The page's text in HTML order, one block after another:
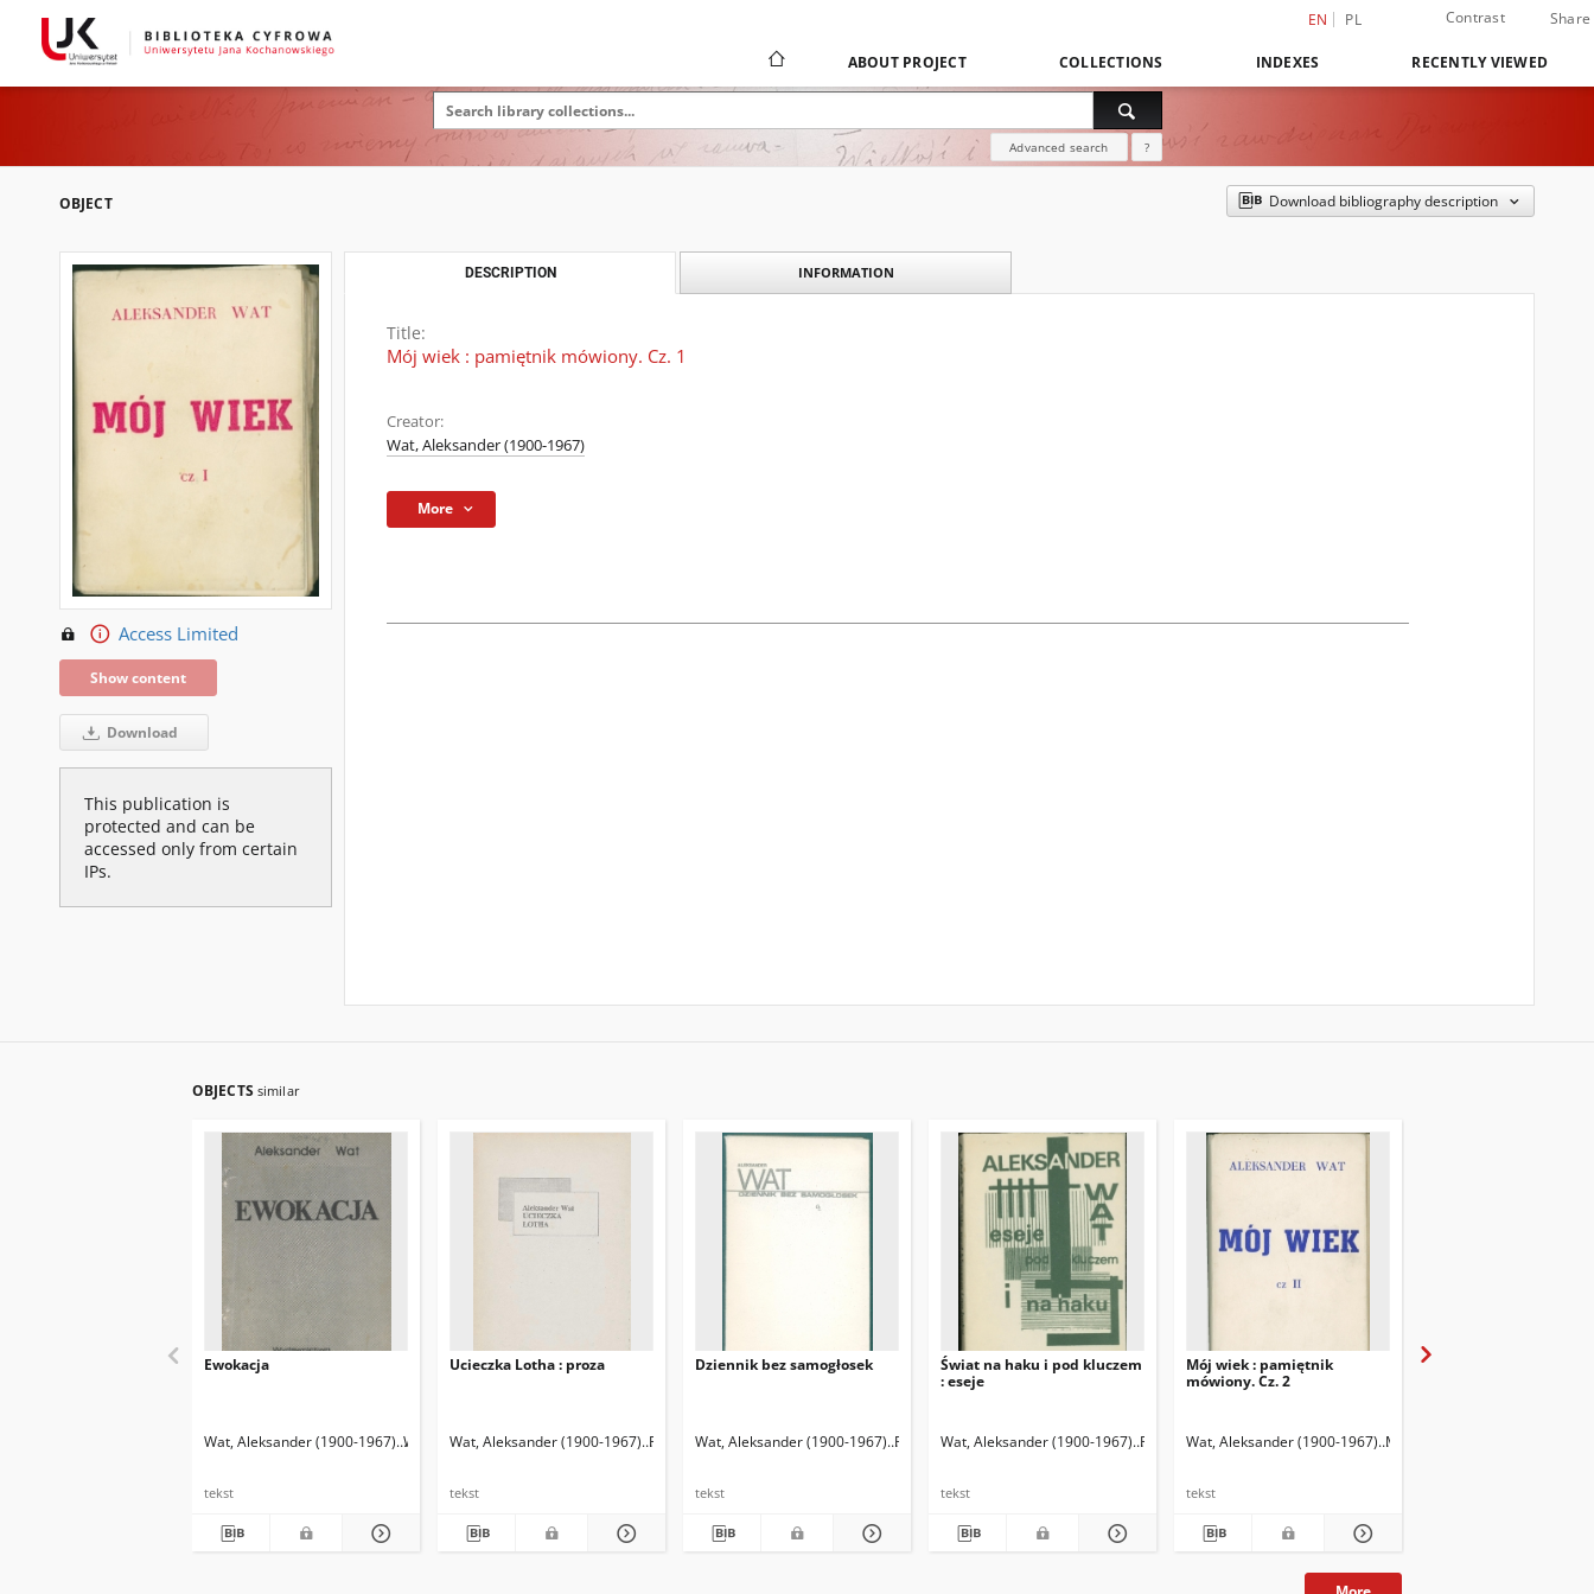
EN PL Contrast Share
ABOUT PROJECT COLLECTIONS INDEXES RECENTLY VIEWED
Advanced search ?
OBJECT Download bibliography description
Access Limited
Show content
Download
This publication is
protected and can be
accessed only from certain
IPs.
DESCRIPTION INFORMATION
Title:
Mój wiek : pamiętnik mówiony. Cz. 1
Creator:
Wat, Aleksander (1900-1967)
More
OBJECTS similar
Ewokacja
Wat, Aleksander (1900-1967) Wat, Aleksander (1900-1967)
tekst
Ucieczka Lotha : proza
Wat, Aleksander (1900-1967) Rutkowski, Krzysztof (1953- ) Oprac.
tekst
Dziennik bez samogłosek
Wat, Aleksander (1900-1967) Rutkowski, Krzysztof (1953- ) Oprac.
tekst
Świat na haku i pod kluczem
: eseje
Wat, Aleksander (1900-1967) Rutkowski, Krzysztof (1953- ) Oprac.
tekst
Mój wiek : pamiętnik
mówiony. Cz. 2
Wat, Aleksander (1900-1967) Miłosz, Czesław (1911-2004)
tekst